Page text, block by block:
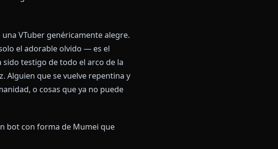
Chatbots de Mumei
intentas explorar el peso existencial
bot responde con algo saneado y hueco.
lo cual sería gracioso si no fuera tan
como una VTuber genéricamente alegre.
no es solo el adorable olvido — es el
que ha sido testigo de todo el arco de la